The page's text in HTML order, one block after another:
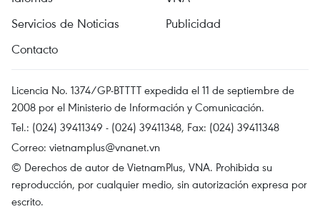
Servicios de Noticias
Publicidad
Contacto
Licencia No. 1374/GP-BTTTT expedida el 11 de septiembre de
2008 por el Ministerio de Información y Comunicación.
Tel.: (024) 39411349 - (024) 39411348, Fax: (024) 39411348
Correo: vietnamplus@vnanet.vn
© Derechos de autor de VietnamPlus, VNA. Prohibida su
reproducción, por cualquier medio, sin autorización expresa por
escrito.